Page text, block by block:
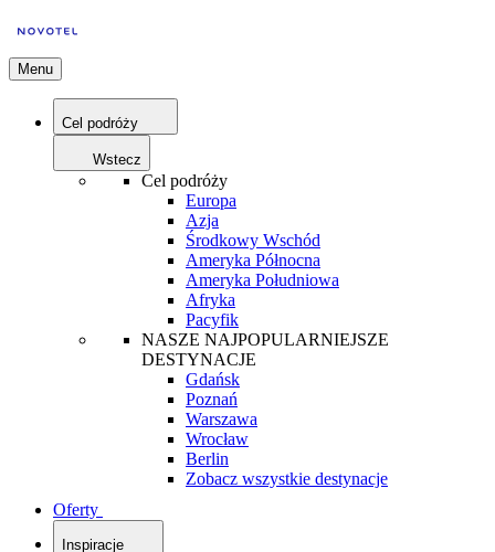
Menu
Cel podróży
Wstecz
Cel podróży
Europa
Azja
Środkowy Wschód
Ameryka Północna
Ameryka Południowa
Afryka
Pacyfik
NASZE NAJPOPULARNIEJSZE
DESTYNACJE
Gdańsk
Poznań
Warszawa
Wrocław
Berlin
Zobacz wszystkie destynacje
Oferty
Inspiracje